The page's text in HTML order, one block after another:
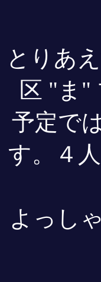
とりあ
区 "ま"
予定で
す。４
よっし